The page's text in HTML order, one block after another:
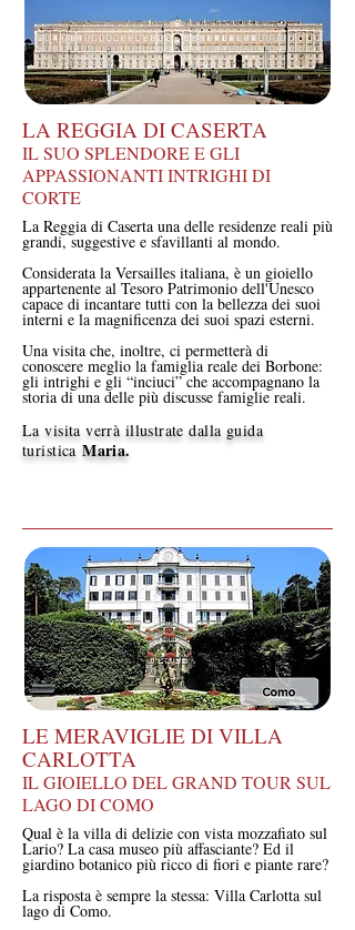
LA REGGIA DI CASERTA
IL SUO SPLENDORE E GLI
APPASSIONANTI INTRIGHI DI
CORTE
La Reggia di Caserta una delle residenze reali più
grandi, suggestive e sfavillanti al mondo.
Considerata la Versailles italiana, è un gioiello
appartenente al Tesoro Patrimonio dell'Unesco
capace di incantare tutti con la bellezza dei suoi
interni e la magnificenza dei suoi spazi esterni.
Una visita che, inoltre, ci permetterà di
conoscere meglio la famiglia reale dei Borbone:
gli intrighi e gli “inciuci” che accompagnano la
storia di una delle più discusse famiglie reali.
La visita verrà illustrate dalla guida
turisticaMaria.
LE MERAVIGLIE DI VILLA
CARLOTTA
IL GIOIELLO DEL GRAND TOUR SUL
LAGO DI COMO
Qual è la villa di delizie con vista mozzafiato sul
Lario? La casa museo più affasciante? Ed il
giardino botanico più ricco di fiori e piante rare?
La risposta è sempre la stessa: Villa Carlotta sul
lago di Como.